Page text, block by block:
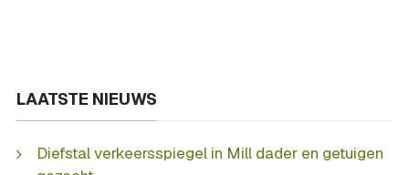
LAATSTE NIEUWS
Diefstal verkeersspiegel in Mill dader en getuigen